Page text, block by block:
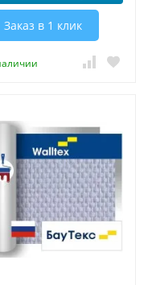
Заказ в 1 клик